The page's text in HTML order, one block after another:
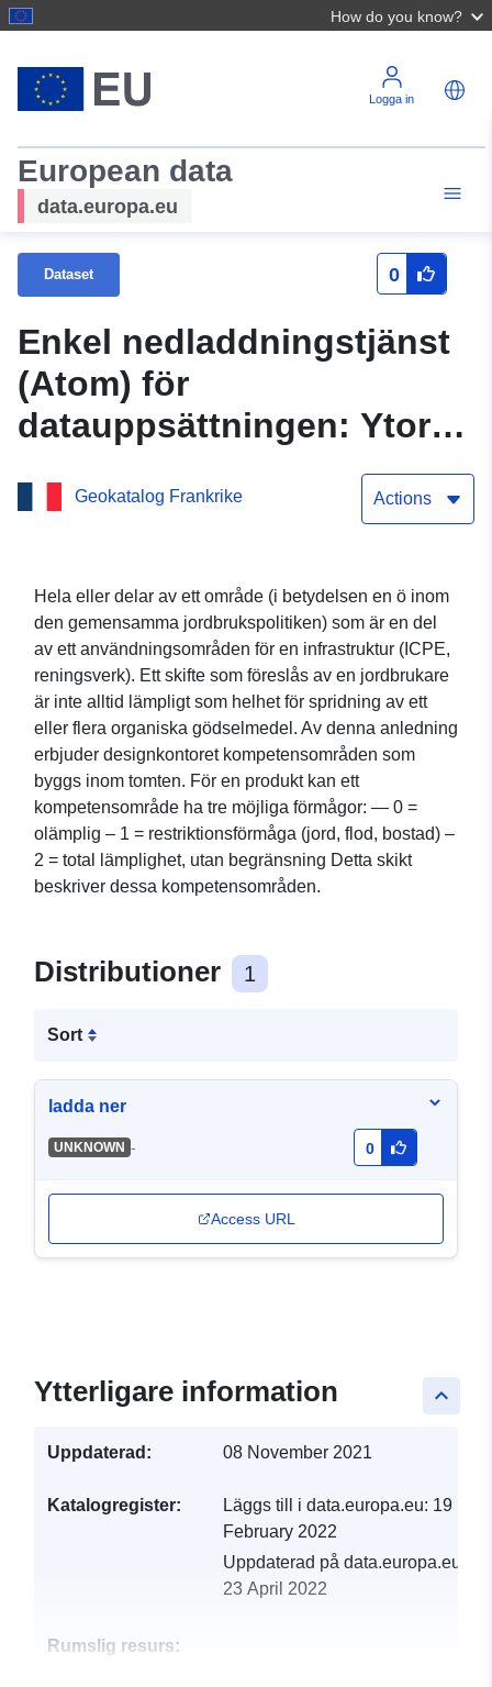
How do you know?
Logga in
European data
data.europa.eu
Dataset 0
Enkel nedladdningstjänst
(Atom) för
datauppsättningen: Ytor
spridning av organiskt
i oktober 2021
Geokatalog Frankrike Actions
Hela eller delar av ett område (i betydelsen en ö inom
den gemensamma jordbrukspolitiken) som är en del
av ett användningsområden för en infrastruktur (ICPE,
reningsverk). Ett skifte som föreslås av en jordbrukare
är inte alltid lämpligt som helhet för spridning av ett
eller flera organiska gödselmedel. Av denna anledning
erbjuder designkontoret kompetensområden som
byggs inom tomten. För en produkt kan ett
kompetensområde ha tre möjliga förmågor: — 0 =
olämplig – 1 = restriktionsförmåga (jord, flod, bostad) –
2 = total lämplighet, utan begränsning Detta skikt
beskriver dessa kompetensområden.
Distributioner 1
Sort
ladda ner
UNKNOWN - 0
Access URL
keyboard_arrow_up
Ytterligare information
Uppdaterad: 08 November 2021
Katalogregister: Läggs till i data.europa.eu: 19
February 2022
Uppdaterad på data.europa.eu:
23 April 2022
Rumslig resurs: